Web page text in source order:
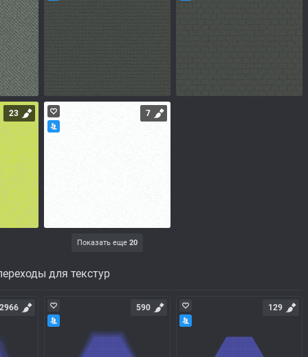
23 7
Показать еще 20
для текстур
2966 590 129